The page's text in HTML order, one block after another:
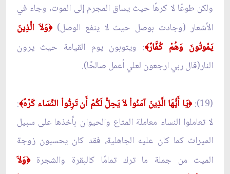
ولكن طوعًا لا كرهًا حيث يساق المجرم إلى الموت، وجاء في
الأشعار (وجادت بوصل حيث لا ينفع الوصل)﴿وَلاَ الَّذِينَ
يَمُوتُونَ وَهُمْ كُفَّارٌ﴾: ويتوبون يوم القيامة حيث يرون
النار(قال ربي ارجعون لعلي أعمل صالحًا).
(19): ﴿يَا أَيُّهَا الَّذِينَ آمَنُواْ لاَ يَحِلُّ لَكُمْ أَن تَرِثُواْ النِّسَاء كَرْهً﴾:
لا تعاملوا النساء معاملة المتاع والحيوان بأخذها على سبيل
الميراث كما كان عليه الجاهلية، فقد كان يحسبون زوجة
الميت من جملة ما ترك تمامًا كالبقرة والشجرة﴿وَلاَ